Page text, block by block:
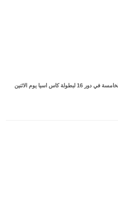
العراق يواجه منتخب الأردن ثالث المجموعة الخامسة في دور 16 لبطولة كاس اسيا يوم الاثنين